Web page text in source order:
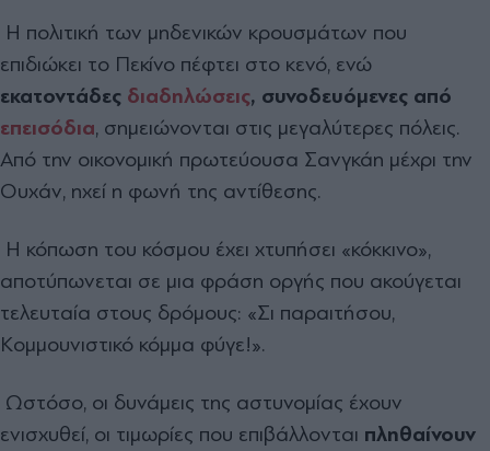
Η πολιτική των μηδενικών κρουσμάτων που
επιδιώκει το Πεκίνο πέφτει στο κενό, ενώ
εκατοντάδες διαδηλώσεις, συνοδευόμενες από
επεισόδια, σημειώνονται στις μεγαλύτερες πόλεις.
Από την οικονομική πρωτεύουσα Σανγκάη μέχρι την
Ουχάν, ηχεί η φωνή της αντίθεσης.
Η κόπωση του κόσμου έχει χτυπήσει «κόκκινο»,
αποτύπωνεται σε μια φράση οργής που ακούγεται
τελευταία στους δρόμους: «Σι παραιτήσου,
Κομμουνιστικό κόμμα φύγε!».
Ωστόσο, οι δυνάμεις της αστυνομίας έχουν
ενισχυθεί, οι τιμωρίες που επιβάλλονται πληθαίνουν